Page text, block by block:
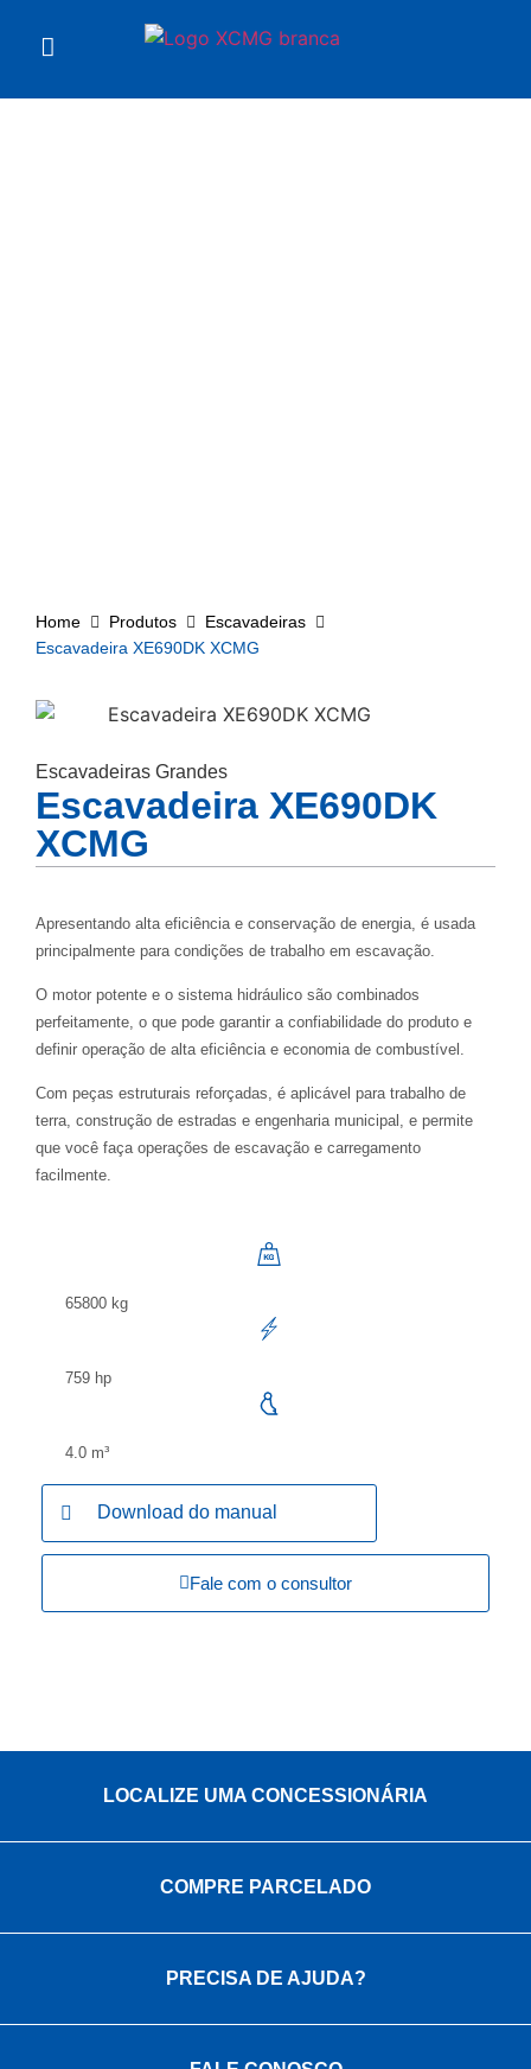
Home Produtos
Escavadeiras
Escavadeira XE690DK XCMG
Escavadeiras Grandes
Escavadeira XE690DK
XCMG
Apresentando alta eficiência e conservação de energia, é usada
principalmente para condições de trabalho em escavação.
O motor potente e o sistema hidráulico são combinados
perfeitamente, o que pode garantir a confiabilidade do produto e
definir operação de alta eficiência e economia de combustível.
Com peças estruturais reforçadas, é aplicável para trabalho de
terra, construção de estradas e engenharia municipal, e permite
que você faça operações de escavação e carregamento
facilmente.
65800 kg
759 hp
4.0 m³
Download do manual
Fale com o consultor
LOCALIZE UMA CONCESSIONÁRIA
COMPRE PARCELADO
PRECISA DE AJUDA?